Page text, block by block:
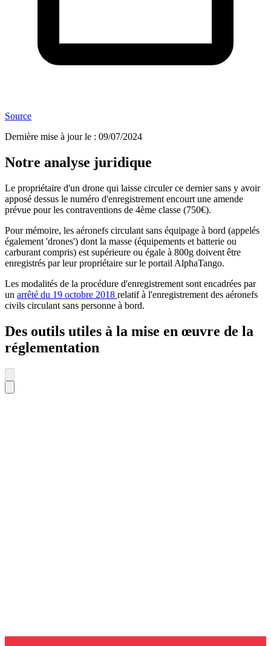
Source
Dernière mise à jour le : 09/07/2024
Notre analyse juridique
Le propriétaire d'un drone qui laisse circuler ce dernier sans y avoir
apposé dessus le numéro d'enregistrement encourt une amende
prévue pour les contraventions de 4ème classe (750€).
Pour mémoire, les aéronefs circulant sans équipage à bord (appelés
également 'drones') dont la masse (équipements et batterie ou
carburant compris) est supérieure ou égale à 800g doivent être
enregistrés par leur propriétaire sur le portail AlphaTango.
Les modalités de la procédure d'enregistrement sont encadrées par
un arrêté du 19 octobre 2018 relatif à l'enregistrement des aéronefs
civils circulant sans personne à bord.
Des outils utiles à la mise en œuvre de la
réglementation